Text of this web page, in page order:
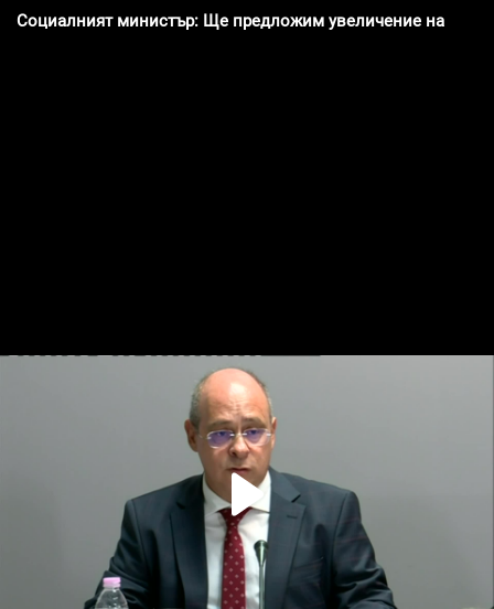
Социалният министър: Ще предложим увеличение на